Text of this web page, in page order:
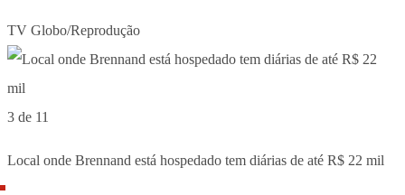
TV Globo/Reprodução
3 de 11
Local onde Brennand está hospedado tem diárias de até R$ 22 mil